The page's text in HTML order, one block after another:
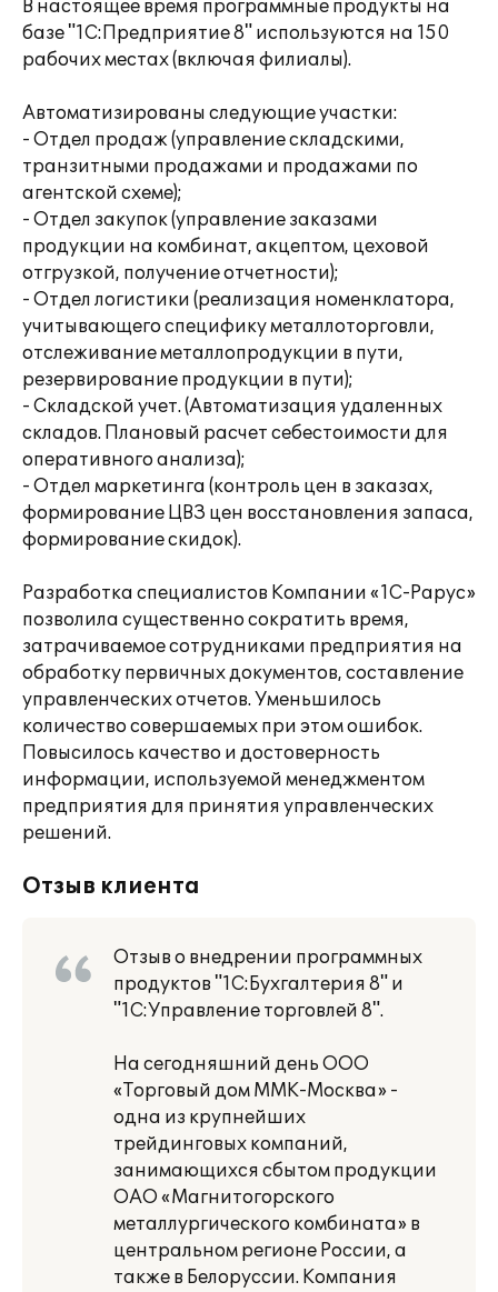
В настоящее время программные продукты на
базе "1С:Предприятие 8" используются на 150
рабочих местах (включая филиалы).
Автоматизированы следующие участки:
- Отдел продаж (управление складскими,
транзитными продажами и продажами по
агентской схеме);
- Отдел закупок (управление заказами
продукции на комбинат, акцептом, цеховой
отгрузкой, получение отчетности);
- Отдел логистики (реализация номенклатора,
учитывающего специфику металлоторговли,
отслеживание металлопродукции в пути,
резервирование продукции в пути);
- Складской учет. (Автоматизация удаленных
складов. Плановый расчет себестоимости для
оперативного анализа);
- Отдел маркетинга (контроль цен в заказах,
формирование ЦВЗ цен восстановления запаса,
формирование скидок).
Разработка специалистов Компании «1С-Рарус»
позволила существенно сократить время,
затрачиваемое сотрудниками предприятия на
обработку первичных документов, составление
управленческих отчетов. Уменьшилось
количество совершаемых при этом ошибок.
Повысилось качество и достоверность
информации, используемой менеджментом
предприятия для принятия управленческих
решений.
Отзыв клиента
Отзыв о внедрении программных
продуктов "1С:Бухгалтерия 8" и
"1С:Управление торговлей 8".
На сегодняшний день ООО
«Торговый дом ММК-Москва» -
одна из крупнейших
трейдинговых компаний,
занимающихся сбытом продукции
ОАО «Магнитогорского
металлургического комбината» в
центральном регионе России, а
также в Белоруссии. Компания